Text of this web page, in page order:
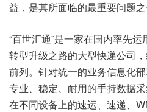
益，是其所面临的最重要问题之
“百世汇通”是一家在国内率先
转型升级之路的大型快递公司
前列。针对统一的业务信息化
专业、稳定、耐用的手持数据
在不同设备上的速运、速递、